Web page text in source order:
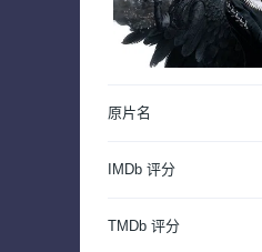
原片名
IMDb 评分
TMDb 评分